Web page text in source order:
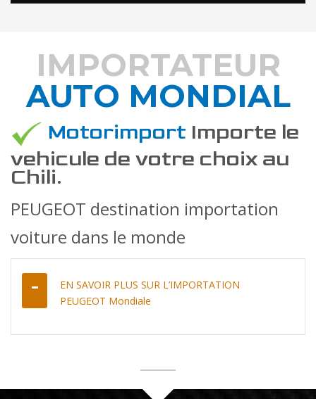
DÉCOUVREZ COMMENT
IMPORTATEUR
AUTO MONDIAL
Motorimport Importe le
vehicule de votre choix au
Chili.
PEUGEOT destination importation
voiture dans le monde
EN SAVOIR PLUS SUR L’IMPORTATION
PEUGEOT Mondiale